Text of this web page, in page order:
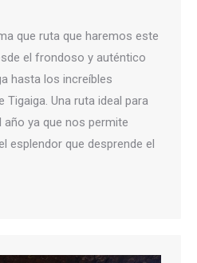
que ruta que haremos este
el frondoso y auténtico
hasta los increíbles
Una ruta ideal para
ya que nos permite
esplendor que desprende el